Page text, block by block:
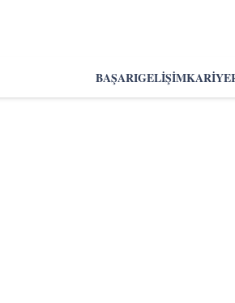
BAŞARIGELIŞIM